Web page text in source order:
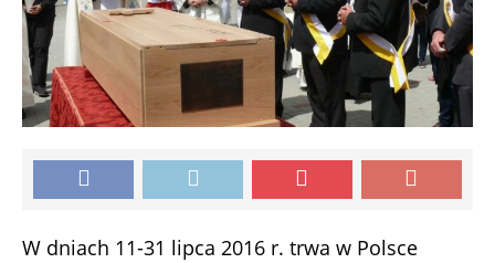
W dniach 11-31 lipca 2016 r. trwa w Polsce